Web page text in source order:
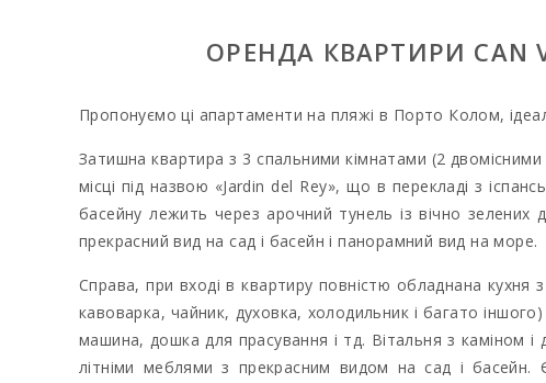
ОРЕНДА КВАРТИРИ CAN
Пропонуємо ці апартаменти на пляжі в Порто Колом,
Затишна квартира з 3 спальними кімнатами (2
місці під назвою «Jardin del Rey», що в перекладі з
басейну лежить через арочний тунель із вічно
прекрасний вид на сад і басейн і панорамний вид на море.
Справа, при вході в квартиру повністю обладнана
кавоварка, чайник, духовка, холодильник і багато
машина, дошка для прасування і тд. Вітальня з каміном
літніми меблями з прекрасним видом на сад і басейн.